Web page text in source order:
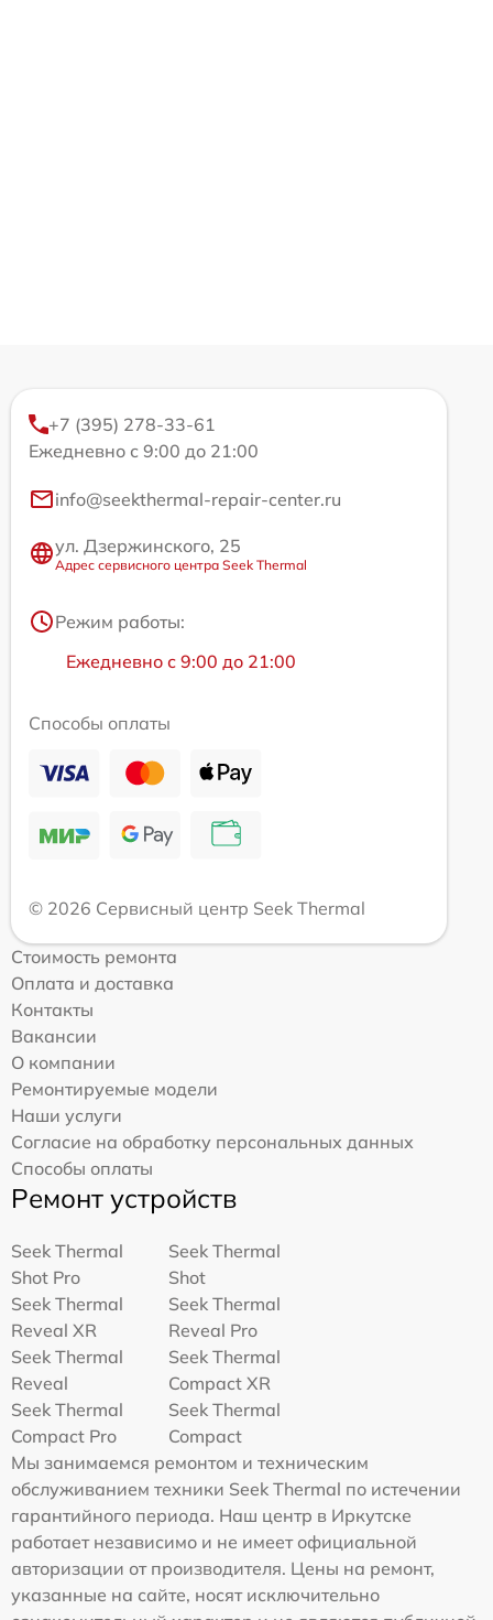
+7 (395) 278-33-61
Ежедневно с 9:00 до 21:00
info@seekthermal-repair-center.ru
ул. Дзержинского, 25
Адрес сервисного центра Seek Thermal
Режим работы:
Ежедневно с 9:00 до 21:00
Способы оплаты
© 2026 Сервисный центр Seek Thermal
Стоимость ремонта
Оплата и доставка
Контакты
Вакансии
О компании
Ремонтируемые модели
Наши услуги
Согласие на обработку персональных данных
Способы оплаты
Ремонт устройств
Seek Thermal
Shot Pro
Seek Thermal
Shot
Seek Thermal
Reveal XR
Seek Thermal
Reveal Pro
Seek Thermal
Reveal
Seek Thermal
Compact XR
Seek Thermal
Compact Pro
Seek Thermal
Compact
Мы занимаемся ремонтом и техническим
обслуживанием техники Seek Thermal по истечении
гарантийного периода. Наш центр в Иркутске
работает независимо и не имеет официальной
авторизации от производителя. Цены на ремонт,
указанные на сайте, носят исключительно